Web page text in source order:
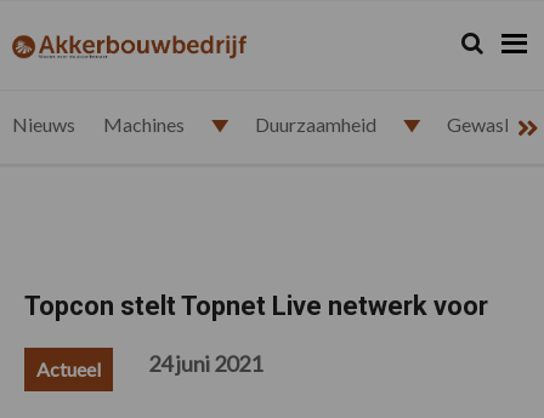
de
de
de
de
akkerbouwbedrijf.nl Zoeken...
Zoek
Nieuws Machines Duurzaamheid
Topcon stelt Topnet Live netwerk voor
Actueel 24 juni 2021